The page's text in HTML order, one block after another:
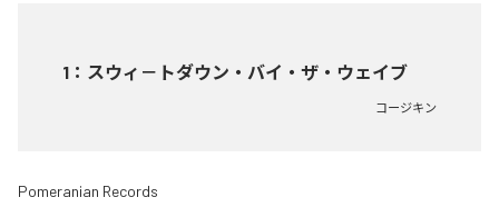
1 ： スウィ－トダウン・バイ・ザ・ウェイブ
コージキン
Pomeranian Records